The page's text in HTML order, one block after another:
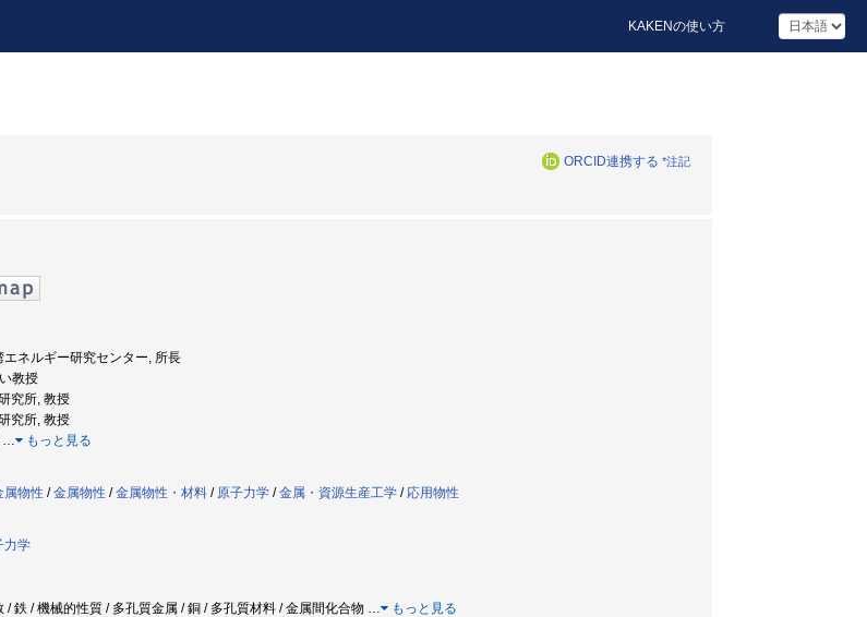
KAKENの使い方
ORCID連携する *注記
ネルギー研究センター, 所長
教授
究所, 教授
究所, 教授
… もっと見る
属物性 /金属物性 /金属物性・材料 / 原子力学 /金属・資源生産工学 / 応用物性
力学
鉄 / 機械的性質 / 多孔質金属 / 銅 / 多孔質材料 / 金属間化合物 … もっと見る